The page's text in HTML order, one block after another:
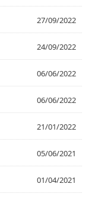
27/09/2022
24/09/2022
06/06/2022
06/06/2022
21/01/2022
05/06/2021
01/04/2021